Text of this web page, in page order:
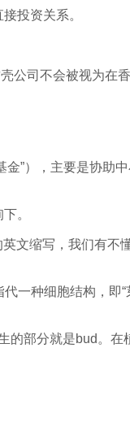
投资关系。
公司不会被视为在香
”），主要是协助
。
文缩写，我们有不
一种细胞结构，即
的部分就是bud。